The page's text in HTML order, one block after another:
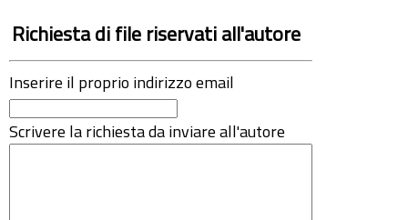
Richiesta di file riservati all'autore
Inserire il proprio indirizzo email
Scrivere la richiesta da inviare all'autore